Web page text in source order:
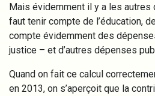
Mais évidemment il y a les
faut tenir compte de l’éducation,
compte évidemment des
justice – et d’autres dépenses
Quand on fait ce calcul
en 2013, on s’aperçoit que la